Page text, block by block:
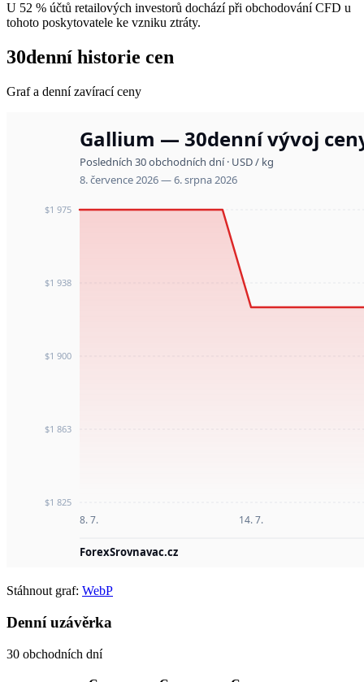
U 52 % účtů retailových investorů dochází při obchodování CFD u
tohoto poskytovatele ke vzniku ztráty.
30denní historie cen
Graf a denní zavírací ceny
Stáhnout graf: WebP
Denní uzávěrka
30 obchodních dní